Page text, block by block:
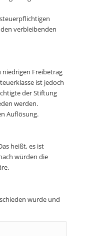
verbleibenden
niedrigen Freibetrag
ist jedoch
der Stiftung
werden.
Auflösung.
heißt, es ist
würden die
wurde und